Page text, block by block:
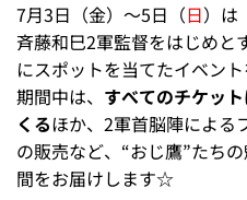
7月3日（金）～5日（日）は
斉藤和巳2軍監督をはじめと
にスポットを当てたイベン
期間中は、 すべてのチケッ
くるほか、2軍首脳陣による
の販売など、“おじ鷹”たち
間をお届けします☆